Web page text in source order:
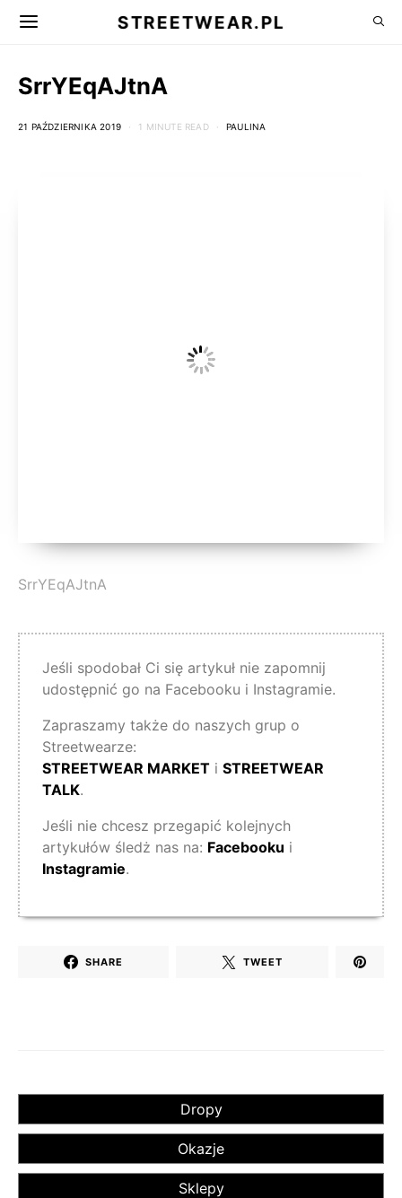
STREETWEAR.PL
SrrYEqAJtnA
21 PAŹDZIERNIKA 2019 1 MINUTE READ PAULINA
SrrYEqAJtnA
Jeśli spodobał Ci się artykuł nie zapomnij
udostępnić go na Facebooku i Instagramie.
Zapraszamy także do naszych grup o
Streetwearze:
STREETWEAR MARKET i STREETWEAR
TALK.
Jeśli nie chcesz przegapić kolejnych
artykułów śledż nas na: Facebooku i
Instagramie.
SHARE TWEET
Dropy
Okazje
Sklepy